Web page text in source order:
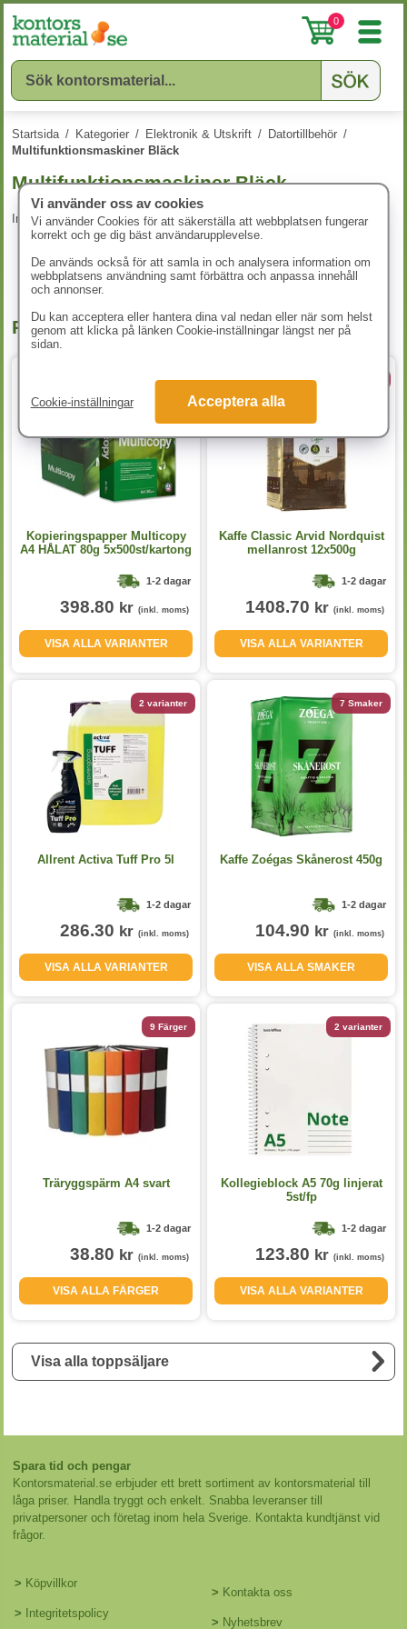
0
Startsida / Kategorier / Elektronik & Utskrift / Datortillbehör /
Multifunktionsmaskiner Bläck
Multifunktionsmaskiner Bläck
Inga produkter att visa.
Populära produkter
A4 80g
Kopieringspapper Multicopy
A4 HÅLAT 80g 5x500st/kartong
1-2 dagar
398.80 kr (inkl. moms)
VISA ALLA VARIANTER
Kaffe Classic Arvid Nordquist
mellanrost 12x500g
1-2 dagar
1408.70 kr (inkl. moms)
VISA ALLA VARIANTER
2 varianter
Allrent Activa Tuff Pro 5l
1-2 dagar
286.30 kr (inkl. moms)
VISA ALLA VARIANTER
7 Smaker
Kaffe Zoégas Skånerost 450g
1-2 dagar
104.90 kr (inkl. moms)
VISA ALLA SMAKER
9 Färger
Träryggspärm A4 svart
1-2 dagar
38.80 kr (inkl. moms)
VISA ALLA FÄRGER
2 varianter
Kollegieblock A5 70g linjerat
5st/fp
1-2 dagar
123.80 kr (inkl. moms)
VISA ALLA VARIANTER
Visa alla toppsäljare
Spara tid och pengar
Kontorsmaterial.se erbjuder ett brett sortiment av kontorsmaterial till
låga priser. Handla tryggt och enkelt. Snabba leveranser till
privatpersoner och företag inom hela Sverige. Kontakta kundtjänst vid
frågor.
> Köpvillkor
> Integritetspolicy
> Kontakta oss
> Nyhetsbrev
Vi använder oss av cookies
Vi använder Cookies för att säkerställa att webbplatsen fungerar
korrekt och ge dig bäst användarupplevelse.
De används också för att samla in och analysera information om
webbplatsens användning samt förbättra och anpassa innehåll
och annonser.
Du kan acceptera eller hantera dina val nedan eller när som helst
genom att klicka på länken Cookie-inställningar längst ner på
sidan.
Cookie-inställningar Acceptera alla